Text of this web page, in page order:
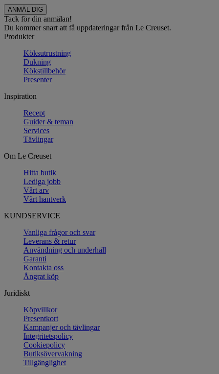
Tack för din anmälan!
Du kommer snart att få uppdateringar från Le Creuset.
Produkter
Köksutrustning
Dukning
Kökstillbehör
Presenter
Inspiration
Recept
Guider & teman
Services
Tävlingar
Om Le Creuset
Hitta butik
Lediga jobb
Vårt arv
Vårt hantverk
KUNDSERVICE
Vanliga frågor och svar
Leverans & retur
Användning och underhåll
Garanti
Kontakta oss
Ångrat köp
Juridiskt
Köpvillkor
Presentkort
Kampanjer och tävlingar
Integritetspolicy
Cookiepolicy
Butiksövervakning
Tillgänglighet